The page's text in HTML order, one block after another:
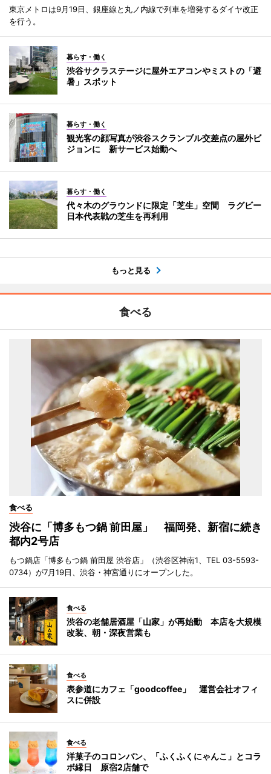
東京メトロは9月19日、銀座線と丸ノ内線で列車を増発するダイヤ改正
を行う。
暮らす・働く
渋谷サクラステージに屋外エアコンやミストの「避
暑」スポット
暮らす・働く
観光客の顔写真が渋谷スクランブル交差点の屋外ビ
ジョンに 新サービス始動へ
暮らす・働く
代々木のグラウンドに限定「芝生」空間 ラグビー
日本代表戦の芝生を再利用
もっと見る
食べる
食べる
渋谷に「博多もつ鍋 前田屋」 福岡発、新宿に続き
都内2号店
もつ鍋店「博多もつ鍋 前田屋 渋谷店」（渋谷区神南1、TEL 03-5593-
0734）が7月19日、渋谷・神宮通りにオープンした。
食べる
渋谷の老舗居酒屋「山家」が再始動 本店を大規模
改装、朝・深夜営業も
食べる
表参道にカフェ「goodcoffee」 運営会社オフィ
スに併設
食べる
洋菓子のコロンバン、「ふくふくにゃんこ」とコラ
ボ縁日 原宿2店舗で